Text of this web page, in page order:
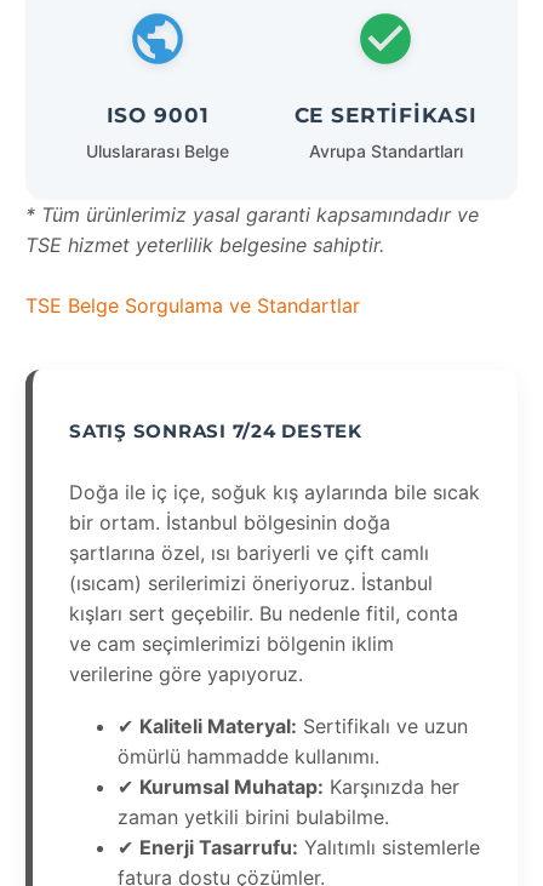
ISO 9001
Uluslararası Belge
CE SERTIFIKASI
Avrupa Standartları
* Tüm ürünlerimiz yasal garanti kapsamındadır ve
TSE hizmet yeterlilik belgesine sahiptir.
TSE Belge Sorgulama ve Standartlar
SATIŞ SONRASI 7/24 DESTEK
Doğa ile iç içe, soğuk kış aylarında bile sıcak
bir ortam. İstanbul bölgesinin doğa
şartlarına özel, ısı bariyerli ve çift camlı
(ısıcam) serilerimizi öneriyoruz. İstanbul
kışları sert geçebilir. Bu nedenle fitil, conta
ve cam seçimlerimizi bölgenin iklim
verilerine göre yapıyoruz.
✔ Kaliteli Materyal: Sertifikalı ve uzun
ömürlü hammadde kullanımı.
✔ Kurumsal Muhatap: Karşınızda her
zaman yetkili birini bulabilme.
✔ Enerji Tasarrufu: Yalıtımlı sistemlerle
fatura dostu çözümler.